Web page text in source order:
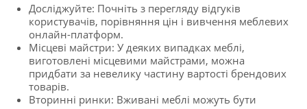
Досліджуйте: Почніть з перегляду відгуків
користувачів, порівняння цін і вивчення меблевих
онлайн-платформ.
Місцеві майстри: У деяких випадках меблі,
виготовлені місцевими майстрами, можна
придбати за невелику частину вартості брендових
товарів.
Вторинні ринки: Вживані меблі можуть бути